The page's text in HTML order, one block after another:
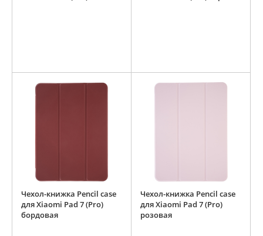
Чехол-книжка Pencil case
для Xiaomi Pad 7 (Pro)
бордовая
Чехол-книжка Pencil case
для Xiaomi Pad 7 (Pro)
розовая